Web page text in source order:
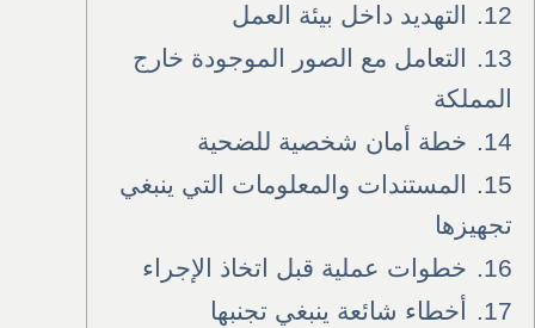
12.
التهديد داخل بيئة العمل
13.
التعامل مع الصور الموجودة خارج
المملكة
14.
خطة أمان شخصية للضحية
15.
المستندات والمعلومات التي ينبغي
تجهيزها
16.
خطوات عملية قبل اتخاذ الإجراء
17.
أخطاء شائعة ينبغي تجنبها